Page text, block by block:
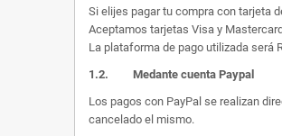
Si elijes pagar tu compra con tarjeta
Aceptamos tarjetas Visa y
La plataforma de pago utilizada será
1.2. Medante cuenta Paypal
Los pagos con PayPal se realizan
cancelado el mismo.